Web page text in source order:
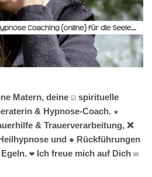
Matern, deine ☑️ spirituelle
& Hypnose-Coach. ★
& Trauerverarbeitung, ❌
und ✹ Rückführungen
❤ Ich freue mich auf Dich ✉